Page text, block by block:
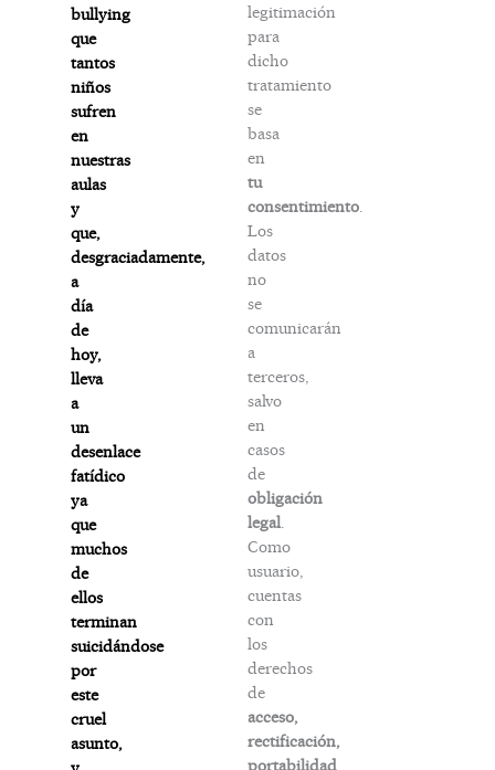
bullying
que
tantos
niños
sufren
en
nuestras
aulas
y
que,
desgraciadamente,
a
día
de
hoy,
lleva
a
un
desenlace
fatídico
ya
que
muchos
de
ellos
terminan
suicidándose
por
este
cruel
asunto,
legitimación
para
dicho
tratamiento
se
basa
en
tu
consentimiento.
Los
datos
no
se
comunicarán
a
terceros,
salvo
en
casos
de
obligación
legal.
Como
usuario,
cuentas
con
los
derechos
de
acceso,
rectificación,
portabilidad